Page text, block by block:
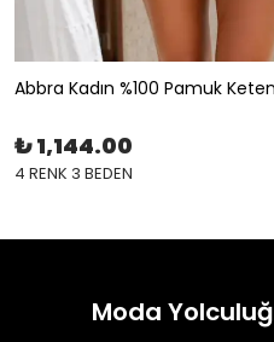
Abbra Kadın %100 Pamuk
₺ 1,144.00
4 RENK 3 BEDEN
Moda